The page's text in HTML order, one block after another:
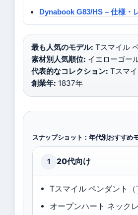
Dynabook G83/HS – 仕様・
最も人気のモデル: Tスマイル
素材別人気順位: イエローゴー
代表的なコレクション: Tスマ
創業年: 1837年
スナップショット：年代別おすすめ
1 20代向け
Tスマイル ペンダント（
オープンハート ネック